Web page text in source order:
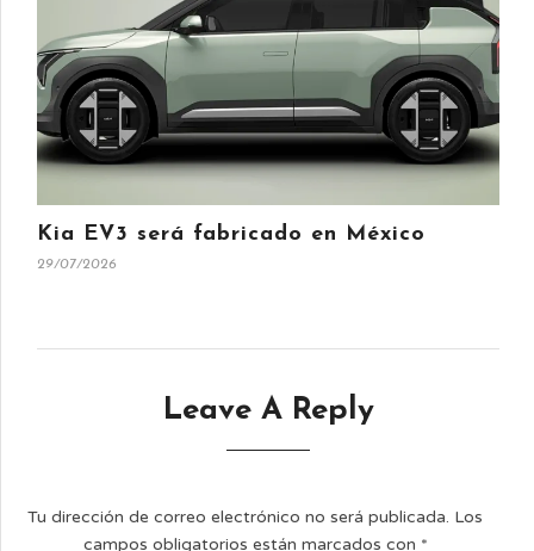
Kia EV3 será fabricado en México
29/07/2026
Leave A Reply
Tu dirección de correo electrónico no será publicada. Los
campos obligatorios están marcados con *